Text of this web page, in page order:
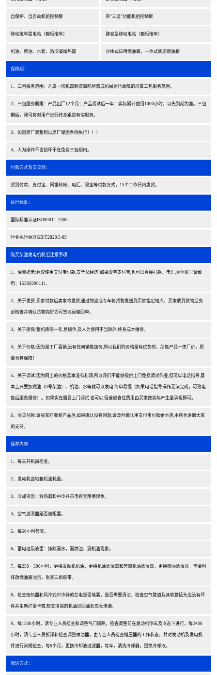
自保护、自启动机组控制屏 带“三遥”功能机组控制屏
移动拖车型电站（箱柜拖车） 静音型移动电站（箱柜拖车）
机油、柴油、水套、防冷凝加热器 分体式日用燃油箱、一体式底座燃油箱
保修期：
1、三包服务范围：凡属一切机器制造缺陷所造成机械运行故障的均属三包服务范围。
2、三包服务期限：产品出厂12个月；产品调试后一年；实际累计使用1000小时，以先到期为准。三包
期后，我司将对用户进行终身跟踪有偿服务。
3、如因原厂调整则以原厂保固条例执行！！！
4、人为操作不当损坏不在免费三包期内。
付款方式及交货期：
货到付款、支付宝、网银转帐、电汇、现金等付款方式，15个工作日内发货。
执行标准：
国际标准认证ISO9001：2000
行业执行标准GB/T2820.5-09
购买柴油发电机机组注意事项:
1、温馨提示:建议使用支付宝付款,安全又经济!如果没有支付宝,也可以直接打款、电汇,具体账号请致
电：15366900111.
2、关于发货:买家付款后卖家将发货,通过物流或专车将货物发送到买家指定地点，买家收到货物后务
必检查并确认货物完好方可签收运输回单。
3、关于质保:整机质保一年,易损件,及人为使用不当除外.终身成本维修。
4、关于价格:因为是工厂直销,没有任何销售加价,所以我们的价格是有优势的，所售产品一律厂价，质
量也有保障！
5、关于调试:因为网上的价格基本没有利润,所以我们不能够提供上门免费调试作业,但可以电话指导,基
本上只要加燃油（0号柴油）、机油、水等就可以发电,简单易懂（如果电话指导操作无法完成，可致电
售后服务报修）。如果实在需要上门调试,也可以,但差旅食住费用由买家按实际产生量承担即可。
6、收货付款:请买家在收到产品后,如果确认没有问题,请及时确认用支付宝付款给本店,本店也谢谢大家
的支持。
保养内容:
1、每天开机前检查。
2、发动机曲轴箱机油耗量。
3、冷却液面：散热器和中冷器芯电有无阻塞现象。
4、空气滤清器是否被阻塞。
5、每50小时检查。
6、蓄电池及液面：排除漏水，漏燃油，漏机油现象。
7、每250－300小时：更换发动机机油，更换机油滤清器和旁道机油滤清器，更换燃油滤清器，需要时
排放燃油箱油污，张紧三角胶带。
8、检查散热器和风冷式中冷器的芯电是否堵塞，是否需要清洁，检查空气管道及其软管接头应没有坏
件并生新拧紧卡箍,检查增器的机油进回油处应无渗漏。
9、每1200小时，请专业人员检查和调整气门间隙，检查调整前在发动机停车及冷态下进行，每2400
小时，请专业人员折卸和检查调整喷油器，由专业人员检查增压器的工作状态，并对发动机及发电机
件进行常规检查，每6个月，更换冷却液过滤器，每年，清洗冷却器，更换冷却液。
配送方式：